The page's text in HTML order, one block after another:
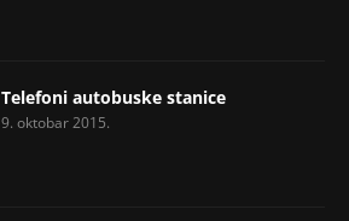
Telefoni autobuske stanice
9. oktobar 2015.